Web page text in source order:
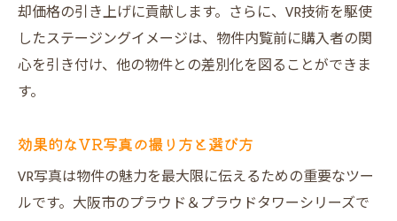
却価格の引き上げに貢献します。さらに、VR技術を駆使
したステージングイメージは、物件内覧前に購入者の関
心を引き付け、他の物件との差別化を図ることができま
す。
効果的なVR写真の撮り方と選び方
VR写真は物件の魅力を最大限に伝えるための重要なツー
ルです。大阪市のプラウド＆プラウドタワーシリーズで